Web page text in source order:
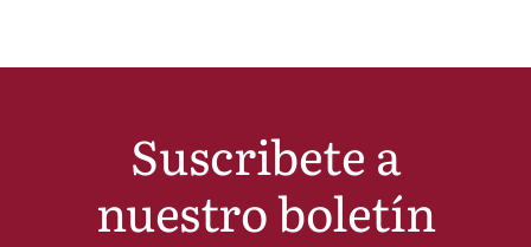
Suscribete a
nuestro boletín